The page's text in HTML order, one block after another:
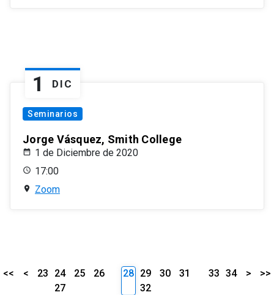
1 DIC
Seminarios
Jorge Vásquez, Smith College
1 de Diciembre de 2020
17:00
Zoom
<< < 23 24 25
26
27
28 29 30
31
32
33 34 > >>